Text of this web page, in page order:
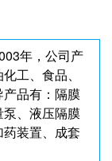
年，公司产
工、食品、
品有：隔膜
、液压隔膜
装置、成套